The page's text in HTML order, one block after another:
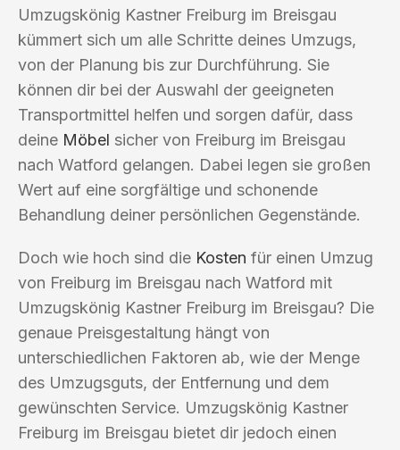
Umzugskönig Kastner Freiburg im Breisgau
kümmert sich um alle Schritte deines Umzugs,
von der Planung bis zur Durchführung. Sie
können dir bei der Auswahl der geeigneten
Transportmittel helfen und sorgen dafür, dass
deine Möbel sicher von Freiburg im Breisgau
nach Watford gelangen. Dabei legen sie großen
Wert auf eine sorgfältige und schonende
Behandlung deiner persönlichen Gegenstände.
Doch wie hoch sind die Kosten für einen Umzug
von Freiburg im Breisgau nach Watford mit
Umzugskönig Kastner Freiburg im Breisgau? Die
genaue Preisgestaltung hängt von
unterschiedlichen Faktoren ab, wie der Menge
des Umzugsguts, der Entfernung und dem
gewünschten Service. Umzugskönig Kastner
Freiburg im Breisgau bietet dir jedoch einen